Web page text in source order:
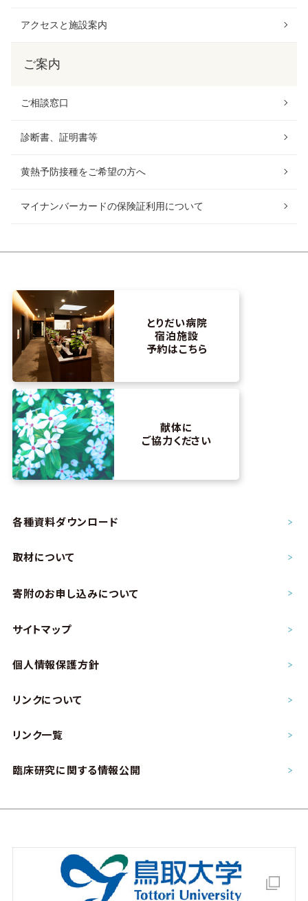
アクセスと施設案内
ご案内
ご相談窓口
診断書、証明書等
黄熱予防接種をご希望の方へ
マイナンバーカードの保険証利用について
とりだい病院
宿泊施設
予約はこちら
献体に
ご協力ください
各種資料ダウンロード
取材について
寄附のお申し込みについて
サイトマップ
個人情報保護方針
リンクについて
リンク一覧
臨床研究に関する情報公開